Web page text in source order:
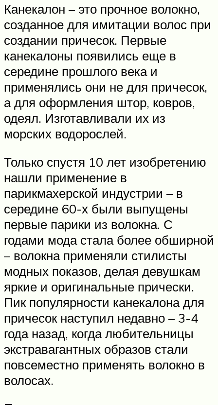
Канекалон – это прочное волокно,
созданное для имитации волос при
создании причесок. Первые
канекалоны появились еще в
середине прошлого века и
применялись они не для причесок,
а для оформления штор, ковров,
одеял. Изготавливали их из
морских водорослей.
Только спустя 10 лет изобретению
нашли применение в
парикмахерской индустрии – в
середине 60-х были выпущены
первые парики из волокна. С
годами мода стала более обширной
– волокна применяли стилисты
модных показов, делая девушкам
яркие и оригинальные прически.
Пик популярности канекалона для
причесок наступил недавно – 3-4
года назад, когда любительницы
экстравагантных образов стали
повсеместно применять волокно в
волосах.